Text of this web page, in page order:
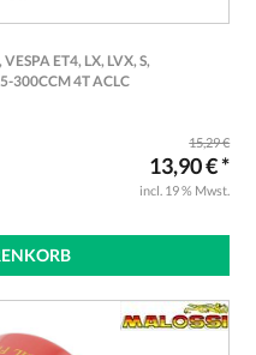
ET4, LX, LVX, S,
300CCM 4T ACLC
15,29 €
13,90 € *
incl. 19 % Mwst.